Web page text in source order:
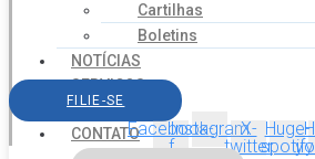
Cartilhas
Boletins
NOTÍCIAS
SERVIÇOS
AGENDA
CONTATO
FILIE-SE
Facebook-
f
InstagramX-
twitter
Huge-
spotify